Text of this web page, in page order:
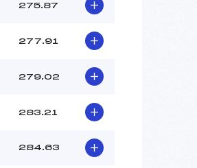
275.87
277.91
279.02
283.21
284.63